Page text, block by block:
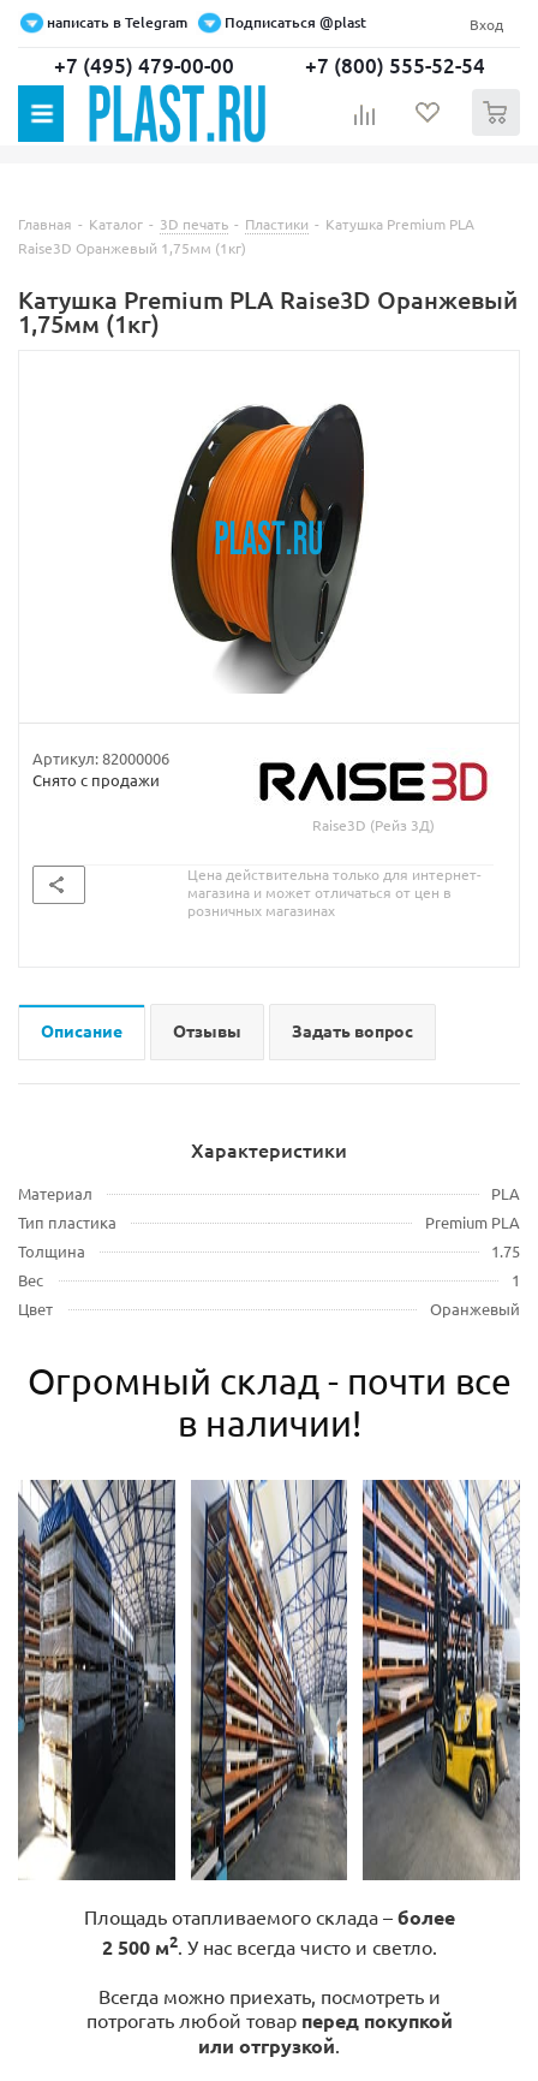
написать в Telegram Подписаться @plast Вход
+7 (495) 479-00-00 +7 (800) 555-52-54
Главная - Каталог - 3D печать - Пластики - Катушка Premium PLA
Raise3D Оранжевый 1,75мм (1кг)
Катушка Premium PLA Raise3D Оранжевый
1,75мм (1кг)
Артикул:82000006
Снято с продажи
Raise3D (Рейз 3Д)
Цена действительна только для интернет-
магазина и может отличаться от цен в
розничных магазинах
Описание Отзывы Задать вопрос
Характеристики
Материал
PLA
Тип пластика
Premium PLA
Толщина
1.75
Вес
1
Цвет
Оранжевый
Огромный склад - почти все
в наличии!
Площадь отапливаемого склада – более
2 500 м2. У нас всегда чисто и светло.
Всегда можно приехать, посмотреть и
потрогать любой товар перед покупкой
или отгрузкой.